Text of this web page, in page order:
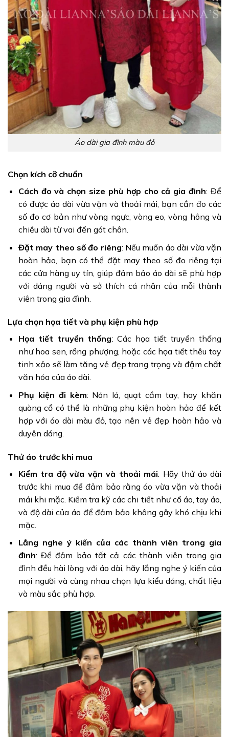
Áo dài gia đình màu đỏ
Chọn kích cỡ chuẩn
Cách đo và chọn size phù hợp cho cả gia đình: Để
có được áo dài vừa vặn và thoải mái, bạn cần đo các
số đo cơ bản như vòng ngực, vòng eo, vòng hông và
chiều dài từ vai đến gót chân.
Đặt may theo số đo riêng: Nếu muốn áo dài vừa vặn
hoàn hảo, bạn có thể đặt may theo số đo riêng tại
các cửa hàng uy tín, giúp đảm bảo áo dài sẽ phù hợp
với dáng người và sở thích cá nhân của mỗi thành
viên trong gia đình.
Lựa chọn họa tiết và phụ kiện phù hợp
Họa tiết truyền thống: Các họa tiết truyền thống
như hoa sen, rồng phượng, hoặc các họa tiết thêu tay
tinh xảo sẽ làm tăng vẻ đẹp trang trọng và đậm chất
văn hóa của áo dài.
Phụ kiện đi kèm: Nón lá, quạt cầm tay, hay khăn
quàng cổ có thể là những phụ kiện hoàn hảo để kết
hợp với áo dài màu đỏ, tạo nên vẻ đẹp hoàn hảo và
duyên dáng.
Thử áo trước khi mua
Kiểm tra độ vừa vặn và thoải mái: Hãy thử áo dài
trước khi mua để đảm bảo rằng áo vừa vặn và thoải
mái khi mặc. Kiểm tra kỹ các chi tiết như cổ áo, tay áo,
và độ dài của áo để đảm bảo không gây khó chịu khi
mặc.
Lắng nghe ý kiến của các thành viên trong gia
đình: Để đảm bảo tất cả các thành viên trong gia
đình đều hài lòng với áo dài, hãy lắng nghe ý kiến của
mọi người và cùng nhau chọn lựa kiểu dáng, chất liệu
và màu sắc phù hợp.